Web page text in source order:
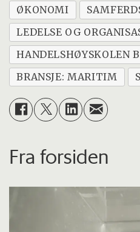
ØKONOMI
LEDELSE OG
HANDELSHØYSKOLEN
BRANSJE: MARITIM
Fra forsiden